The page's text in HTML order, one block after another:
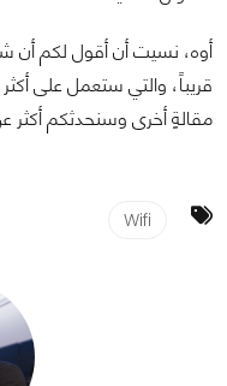
أوه، نسيت أن أقول لكم أن
قريباً، والتي ستعمل على
مقالةٍ أخرى وسنحدثكم أكثر
Wifi